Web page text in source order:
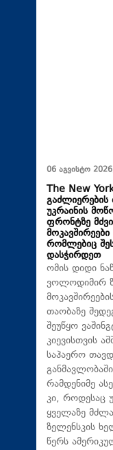
06 აგვისტო
The New
გაძლიერების
უკრაინის
ფრონტზე
რომლებიც
დასჭირდეთ
ომის დიდი
ვოლოდიმირ
თაობაზე
შეუწყო
კიევისთვის
საჰაერო
რამდენიმე
კი, როდესაც
ყველაზე
ზელენსკის
წერს